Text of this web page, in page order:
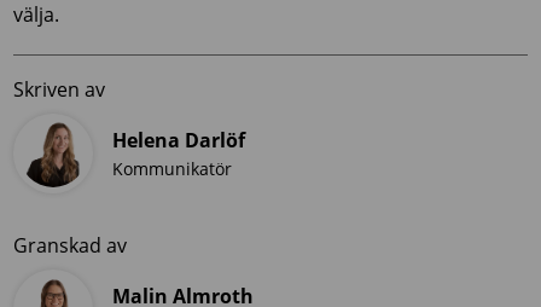
välja.
Skriven av
Helena Darlöf
Kommunikatör
Granskad av
Malin Almroth